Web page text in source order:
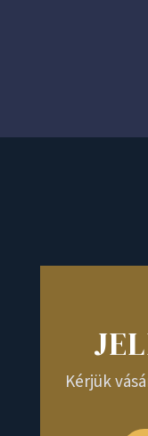
Kérjük